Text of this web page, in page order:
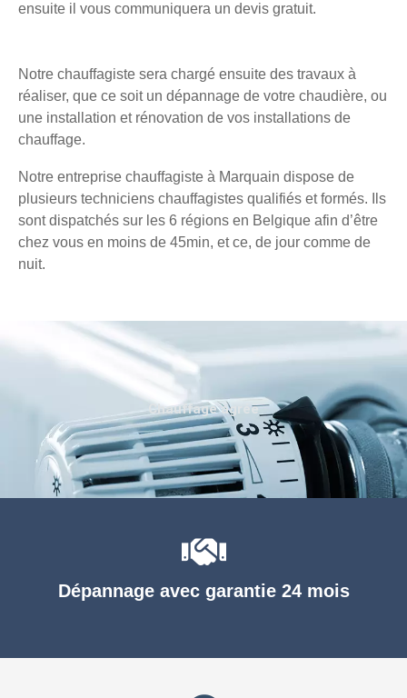
ensuite il vous communiquera un devis gratuit.
Notre chauffagiste sera chargé ensuite des travaux à
réaliser, que ce soit un dépannage de votre chaudière, ou
une installation et rénovation de vos installations de
chauffage.
Notre entreprise chauffagiste à Marquain dispose de
plusieurs techniciens chauffagistes qualifiés et formés. Ils
sont dispatchés sur les 6 régions en Belgique afin d’être
chez vous en moins de 45min, et ce, de jour comme de
nuit.
Dépannage avec garantie 24 mois
Chauffage agréé